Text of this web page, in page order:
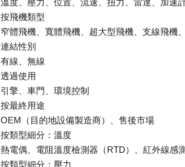
溫度、壓力、位置、流速、扭力、雷達、加速
按飛機類型
窄體飛機、寬體飛機、超大型飛機、支線飛機
連結性別
有線、無線
透過使用
引擎、車門、環境控制
按最終用途
OEM（目的地設備製造商）、售後市場
按類型細分：溫度
熱電偶、電阻溫度檢測器（RTD）、紅外線感
按類型細分：壓力